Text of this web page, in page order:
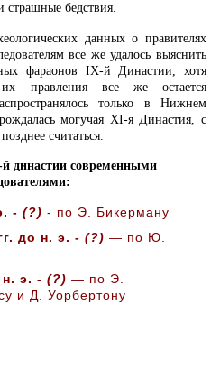
страшные бедствия.
данных о правителях
все же удалось выяснить
фараонов IX-й Династии, хотя
их правления все же остается
только в Нижнем
могучая XI-я Династия, с
считаться.
династии современными
- (?) - по Э. Бикерману
до н. э. - (?) — по Ю.
н. э. - (?) — по Э.
и Д. Уорбертону